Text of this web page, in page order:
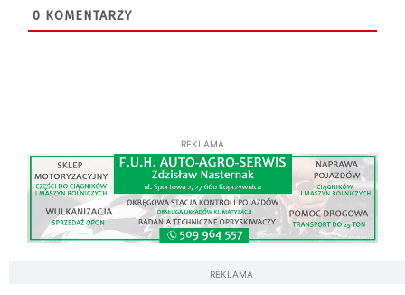
0 KOMENTARZY
REKLAMA
REKLAMA